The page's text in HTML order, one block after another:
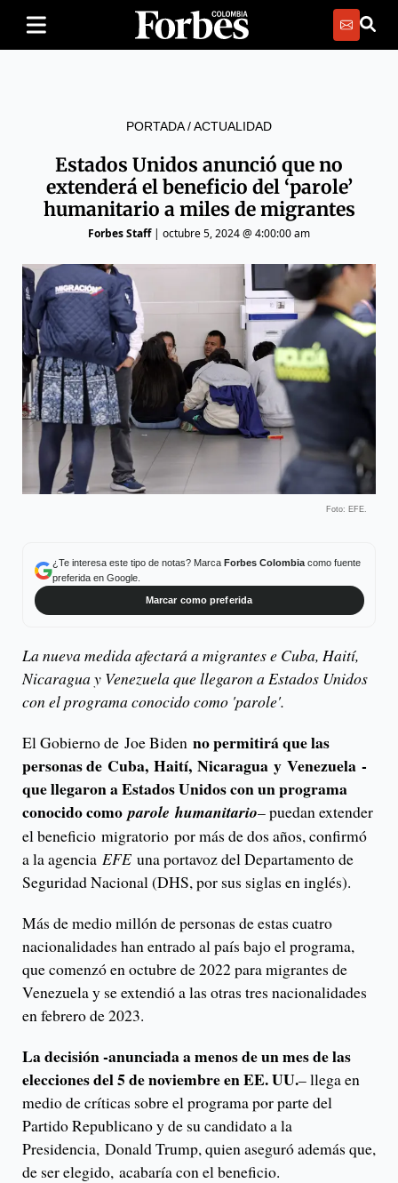
PORTADA/ACTUALIDAD
Estados Unidos anunció que no
extenderá el beneficio del ‘parole’
humanitario a miles de migrantes
Forbes Staff| octubre 5, 2024 @ 4:00:00 am
Foto: EFE.
¿Te interesa este tipo de notas? Marca Forbes Colombiacomo fuente
preferida en Google.
Marcar como preferida
La nueva medida afectará a migrantes e Cuba, Haití,
Nicaragua y Venezuela que llegaron a Estados Unidos
con el programa conocido como 'parole'.
El Gobierno de Joe Biden no permitirá que las
personas de Cuba, Haití, Nicaragua y Venezuela -
que llegaron a Estados Unidos con un programa
conocido comoparole humanitario– puedan extender
el beneficio migratorio por más de dos años, confirmó
a la agencia EFE una portavoz del Departamento de
Seguridad Nacional (DHS, por sus siglas en inglés).
Más de medio millón de personas de estas cuatro
nacionalidades han entrado al país bajo el programa,
que comenzó en octubre de 2022 para migrantes de
Venezuela y se extendió a las otras tres nacionalidades
en febrero de 2023.
La decisión -anunciada a menos de un mes de las
elecciones del 5 de noviembre en EE. UU.– llega en
medio de críticas sobre el programa por parte del
Partido Republicano y de su candidato a la
Presidencia, Donald Trump, quien aseguró además que,
de ser elegido, acabaría con el beneficio.